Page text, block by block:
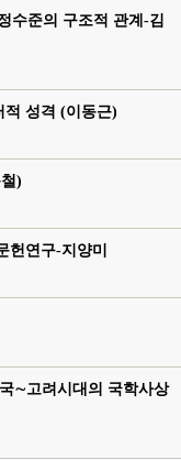
수준의 구조적 관계-김
적 성격 (이동근)
)
헌연구-지양미
∼고려시대의 국학사상